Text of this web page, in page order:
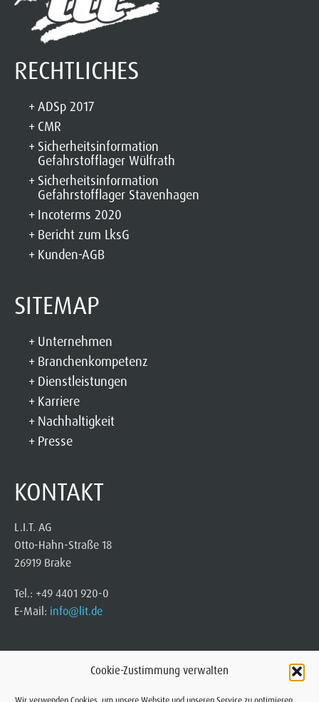
Cookie-Zustimmung verwalten
RECHTLICHES
ADSp 2017
CMR
Sicherheitsinformation
Gefahrstofflager Wülfrath
Sicherheitsinformation
Gefahrstofflager Stavenhagen
Incoterms 2020
Bericht zum LksG
Kunden-AGB
SITEMAP
Unternehmen
Branchenkompetenz
Dienstleistungen
Karriere
Nachhaltigkeit
Presse
KONTAKT
L.I.T. AG
Otto-Hahn-Straße 18
26919 Brake
Tel.: +49 4401 920-0
E-Mail: info@lit.de